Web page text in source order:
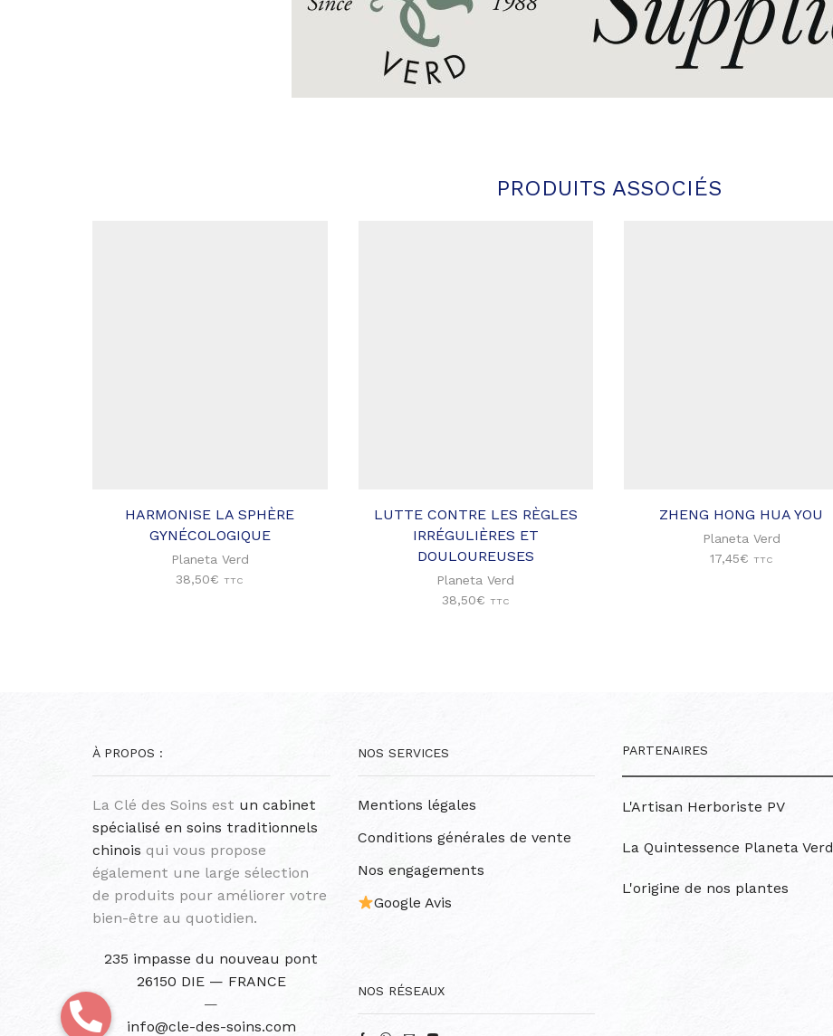
PRODUITS ASSOCIÉS
HARMONISE LA SPHÈRE
GYNÉCOLOGIQUE
Planeta Verd
38,50€ TTC
LUTTE CONTRE LES RÈGLES
IRRÉGULIÈRES ET
DOULOUREUSES
Planeta Verd
38,50€ TTC
ZHENG HONG HUA YOU
Planeta Verd
17,45€ TTC
À PROPOS :
La Clé des Soins est un cabinet
spécialisé en soins traditionnels
chinois qui vous propose
également une large sélection
de produits pour améliorer votre
bien-être au quotidien.
235 impasse du nouveau pont
26150 DIE — FRANCE
—
info@cle-des-soins.com
NOS SERVICES
Mentions légales
Conditions générales de vente
Nos engagements
Google Avis
NOS RÉSEAUX
PARTENAIRES
L'Artisan Herboriste PV
La Quintessence Planeta Verd
L'origine de nos plantes